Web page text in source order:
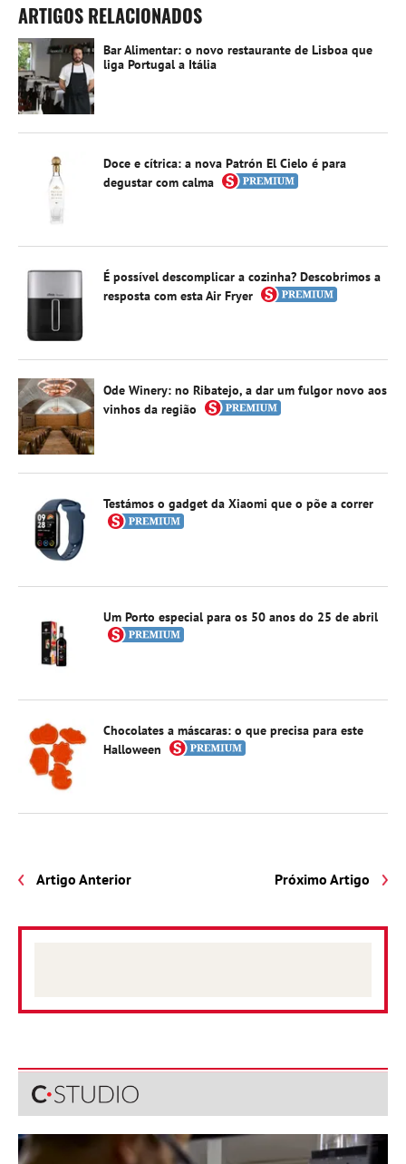
ARTIGOS RELACIONADOS
Bar Alimentar: o novo restaurante de Lisboa que
liga Portugal a Itália
Doce e cítrica: a nova Patrón El Cielo é para
degustar com calma
É possível descomplicar a cozinha? Descobrimos a
resposta com esta Air Fryer
Ode Winery: no Ribatejo, a dar um fulgor novo aos
vinhos da região
Testámos o gadget da Xiaomi que o põe a correr
Um Porto especial para os 50 anos do 25 de abril
Chocolates a máscaras: o que precisa para este
Halloween
Artigo Anterior Próximo Artigo